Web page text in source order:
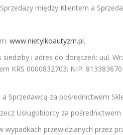
między Klientem a
www.nietylkoautyzm.pl.
siedziby i adres do doręczeń: uul.
0000832703; NIP:
Sprzedawcą za pośrednictwem
Usługobiorcy za
wypadkach przewidzianych przez